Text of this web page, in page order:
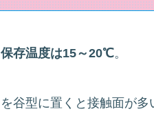
保存温度は15～20℃。
谷型に置くと接触面が多